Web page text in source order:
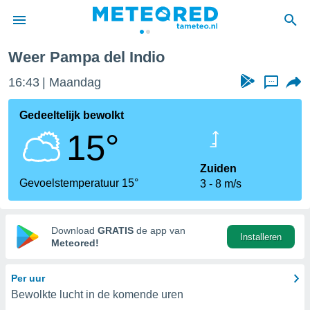
door
verstrekte
hoge
hebt de
voor
op basis
Weer Pampa del Indio
16:43 Maandag ...
Gedeeltelijk bewolkt
15°
Gevoelstemperatuur 15°
Zuiden
3
8 m/s
Download GRATIS de app van
Meteored!
Installeren
Per uur
Bewolkte lucht in de komende uren